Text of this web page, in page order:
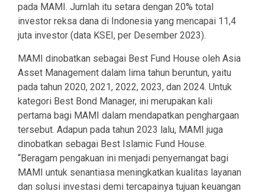
pada MAMI. Jumlah itu setara dengan 20% total
investor reksa dana di Indonesia yang mencapai 11,4
juta investor (data KSEI, per Desember 2023).
MAMI dinobatkan sebagai Best Fund House oleh Asia
Asset Management dalam lima tahun beruntun, yaitu
pada tahun 2020, 2021, 2022, 2023, dan 2024. Untuk
kategori Best Bond Manager, ini merupakan kali
pertama bagi MAMI dalam mendapatkan penghargaan
tersebut. Adapun pada tahun 2023 lalu, MAMI juga
dinobatkan sebagai Best Islamic Fund House.
“Beragam pengakuan ini menjadi penyemangat bagi
MAMI untuk senantiasa meningkatkan kualitas layanan
dan solusi investasi demi tercapainya tujuan keuangan